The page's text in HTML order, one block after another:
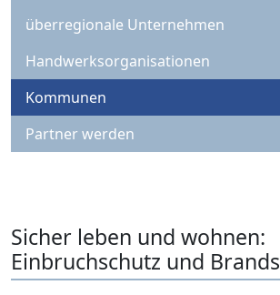
überregionale Unternehmen
Handwerksorganisationen
Kommunen
Partner werden
Sicher leben und wohnen:
Einbruchschutz und